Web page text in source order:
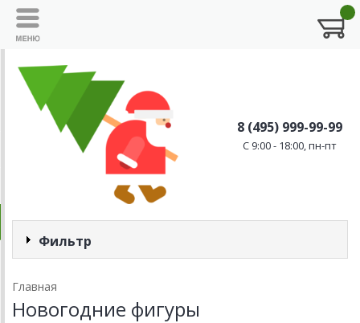
8 (495) 999-99-99
C 9:00 - 18:00, пн-пт
Фильтр
Главная
Новогодние фигуры